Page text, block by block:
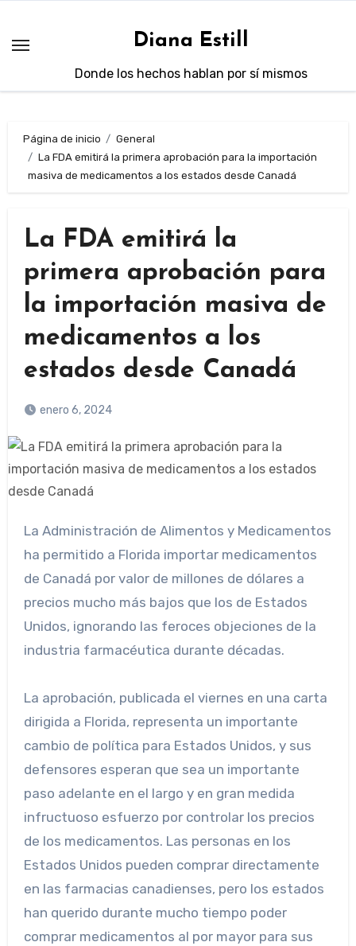
contenido
Diana Estill
Donde los hechos hablan por sí mismos
Página de inicio
General
La FDA emitirá la primera aprobación para la importación
masiva de medicamentos a los estados desde Canadá
La FDA emitirá la
primera aprobación para
la importación masiva de
medicamentos a los
estados desde Canadá
enero 6, 2024
La Administración de Alimentos y Medicamentos
ha permitido a Florida importar medicamentos
de Canadá por valor de millones de dólares a
precios mucho más bajos que los de Estados
Unidos, ignorando las feroces objeciones de la
industria farmacéutica durante décadas.
La aprobación, publicada el viernes en una carta
dirigida a Florida, representa un importante
cambio de política para Estados Unidos, y sus
defensores esperan que sea un importante
paso adelante en el largo y en gran medida
infructuoso esfuerzo por controlar los precios
de los medicamentos. Las personas en los
Estados Unidos pueden comprar directamente
en las farmacias canadienses, pero los estados
han querido durante mucho tiempo poder
comprar medicamentos al por mayor para sus